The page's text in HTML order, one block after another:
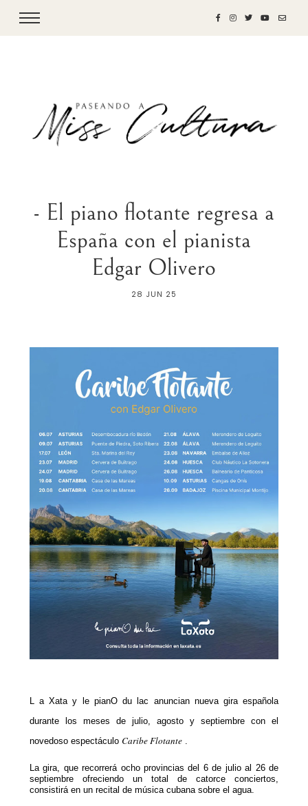
- El piano flotante regresa a
España con el pianista
Edgar Olivero
28 JUN 25
L a Xata y le pianO du lac anuncian nueva gira española
durante los meses de julio, agosto y septiembre con el
novedoso espectáculo Caribe Flotante.
La gira, que recorrerá ocho provincias del 6 de julio al 26 de
septiembre ofreciendo un total de catorce conciertos,
consistirá en un recital de música cubana sobre el agua.